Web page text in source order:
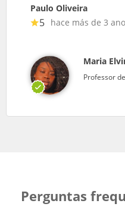
Paulo Oliveira
5 hace más de 3
Maria
Professor
Perguntas